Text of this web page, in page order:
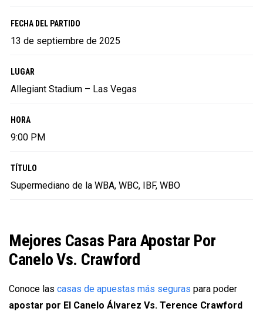
FECHA DEL PARTIDO
13 de septiembre de 2025
LUGAR
Allegiant Stadium – Las Vegas
HORA
9:00 PM
TÍTULO
Supermediano de la WBA, WBC, IBF, WBO
Mejores Casas Para Apostar Por
Canelo Vs. Crawford
Conoce las casas de apuestas más seguras para poder
apostar por El Canelo Álvarez Vs. Terence Crawford